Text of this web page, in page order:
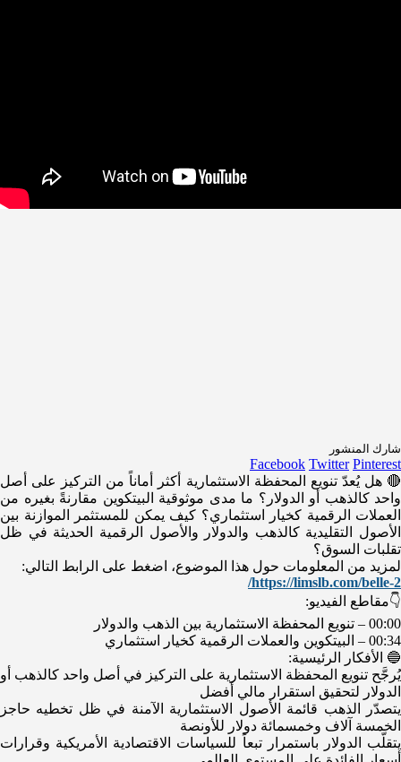
شارك المنشور
Facebook Twitter Pinterest
🔴 هل يُعدّ تنويع المحفظة الاستثمارية أكثر أماناً من التركيز على أصل
واحد كالذهب أو الدولار؟ ما مدى موثوقية البيتكوين مقارنةً بغيره من
العملات الرقمية كخيار استثماري؟ كيف يمكن للمستثمر الموازنة بين
الأصول التقليدية كالذهب والدولار والأصول الرقمية الحديثة في ظل
تقلبات السوق؟
لمزيد من المعلومات حول هذا الموضوع، اضغط على الرابط التالي:
https://limslb.com/belle-2/
👇مقاطع الفيديو:
00:00 – تنويع المحفظة الاستثمارية بين الذهب والدولار
00:34 – البيتكوين والعملات الرقمية كخيار استثماري
🔵 الأفكار الرئيسية:
يُرجَّح تنويع المحفظة الاستثمارية على التركيز في أصل واحد كالذهب أو
الدولار لتحقيق استقرار مالي أفضل
يتصدّر الذهب قائمة الأصول الاستثمارية الآمنة في ظل تخطيه حاجز
الخمسة آلاف وخمسمائة دولار للأونصة
يتقلّب الدولار باستمرار تبعاً للسياسات الاقتصادية الأمريكية وقرارات